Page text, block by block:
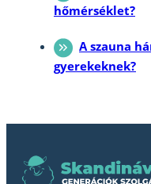
hőmérséklet?
A szauna
gyerekeknek?